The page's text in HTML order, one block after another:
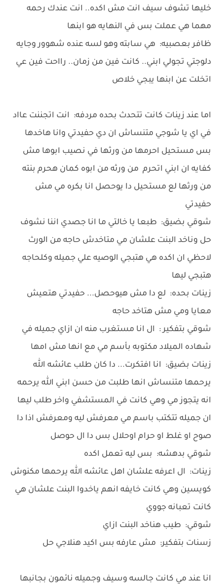
خليها تشوف سيف انت مش اكده.. انت عندك رحمه
مهما هي عملت بس في النهايه هو ابنها
ظافر بعصبيه: هي سابته وهو لسه عنده شهوور وجايه
دلوجتي تجولي ابني.. كانت فين من زمان.. رااحت فين عي
اتخلت عن ابنها يبجي خلاص
اما عند زينات كانت تتحدث بحده مردفه: انت اتجننت عااد
في اي يا شوجي متنساش ان دي حفيدتي وانا هاخدها
بس مستحيل احرمها من ورثها في نصيب ابوها مش
كفايه ان ابني اتحرم من ورثه من ابوه كمان هحرم بنته
من ورثها لع مستحيل دا يوحصل انا بكره مي مش
حفيدتي
شوقي بضيق: طبعا يا خالتي ما انا جصدي اننا نشوف
حل وناخد البنت علشان مي متاخدش حاجه من الورث
لاحظي ان اكده هي هتبجي الوصيه علي جميله وكلحاجه
هتبجي ليها
زينات بحده: لع دا مش هيوحصل... حفيدتي هتعيش
معايا ومي مش هتاخد حاجه
شوقي بتفكير : ال انا مستغرب منه ان ازاي جميله في
شهاده الميلاد مكتوبه بأسم مي مع انها مش امها
زينات بضيق: انا افتكرت... دا كان طلب عائشه الله
يرحمها متنساش انها طلبت من حسن ابني الله يرحمه
انه يتجوز مي وهي كانت في المستشفي واخر طلب ليها
ان جميله تتكتب باسم مي معرفش ليه ومعرفش اذا دا
صوح او غلط او حرام اوحلال بس دا ال حوصل
شوقي بدهشه: بس ليه تعمل اكده
زينات: ال اعرفه علشان اهل عائشه الله يرحمها مكنوش
كويسين وهي كانت خايفه انهم ياخدوا البنت علشان هي
كانت تعبانه جووي
شوقي: طيب هناخد البنت ازاي
زسنات بتفكير: مش عارفه بس اكيد هنلاجي حل
انا عند مي كانت جالسه وسيف وجميله نائمون بجانبها